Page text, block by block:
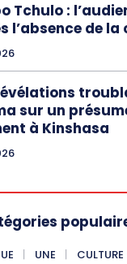
Tchulo :
l’absence de
sur un
à Kinshasa
UNE CULTURE